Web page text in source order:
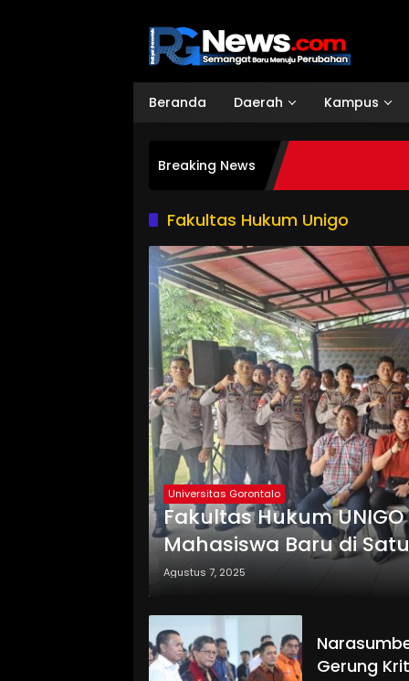
Beranda Daerah Kampus
Breaking News
Fakultas Hukum Unigo
Universitas Gorontalo
Fakultas Hukum
Mahasiswa Baru di
Agustus 7, 2025
Gerung